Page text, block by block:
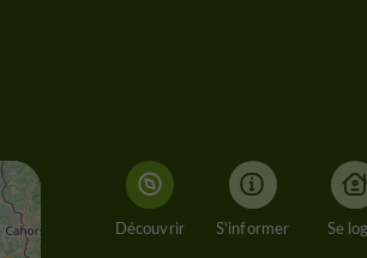
Découvrir S'informer Se